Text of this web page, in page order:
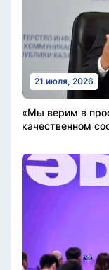
21 июля, 2026
«Мы верим в
качественном